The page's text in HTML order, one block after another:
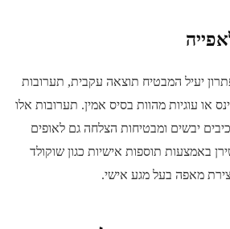
יעיל המבטיח תוצאה עקבית, תערובות
או עוגיות מהוות בסיס אמין. תערובות אלו
יבשים ומבטיחות הצלחה גם לאופים
באמצעות תוספות אישיות כגון שוקולד
מאפה בעל מגע אישי.